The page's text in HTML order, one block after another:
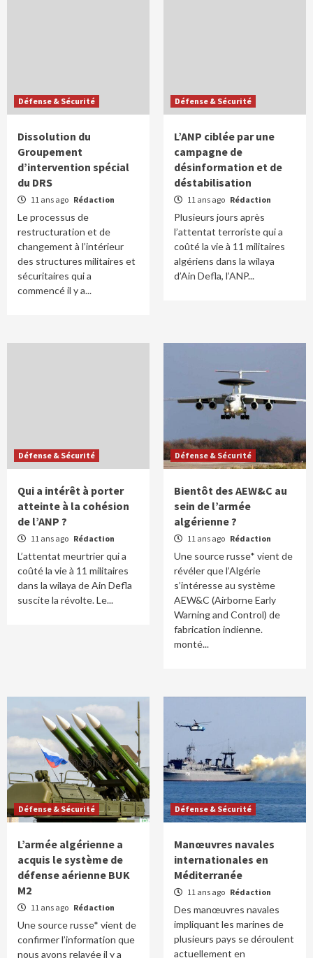
Défense & Sécurité
Dissolution du
Groupement
d’intervention spécial
du DRS
11 ans ago Rédaction
Le processus de
restructuration et de
changement à l’intérieur
des structures militaires et
sécuritaires qui a
commencé il y a...
Défense & Sécurité
L’ANP ciblée par une
campagne de
désinformation et de
déstabilisation
11 ans ago Rédaction
Plusieurs jours après
l’attentat terroriste qui a
coûté la vie à 11 militaires
algériens dans la wilaya
d’Ain Defla, l’ANP...
Défense & Sécurité
Qui a intérêt à porter
atteinte à la cohésion
de l’ANP ?
11 ans ago Rédaction
L’attentat meurtrier qui a
coûté la vie à 11 militaires
dans la wilaya de Ain Defla
suscite la révolte. Le...
Défense & Sécurité
Bientôt des AEW&C au
sein de l’armée
algérienne ?
11 ans ago Rédaction
Une source russe* vient de
révéler que l’Algérie
s’intéresse au système
AEW&C (Airborne Early
Warning and Control) de
fabrication indienne.
monté...
Défense & Sécurité
L’armée algérienne a
acquis le système de
défense aérienne BUK
M2
11 ans ago Rédaction
Une source russe* vient de
confirmer l’information que
nous avons relayée il y a
Défense & Sécurité
Manœuvres navales
internationales en
Méditerranée
11 ans ago Rédaction
Des manœuvres navales
impliquant les marines de
plusieurs pays se déroulent
actuellement en